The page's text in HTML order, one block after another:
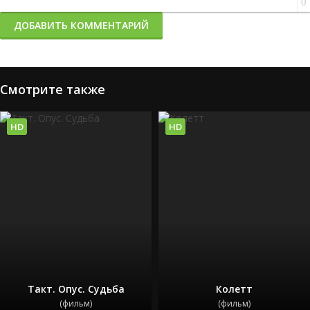
ДОБАВИТЬ КОММЕНТАРИЙ
Смотрите также
Такт. Опус. Судьба
(фильм)
HD
Колетт
(фильм)
HD